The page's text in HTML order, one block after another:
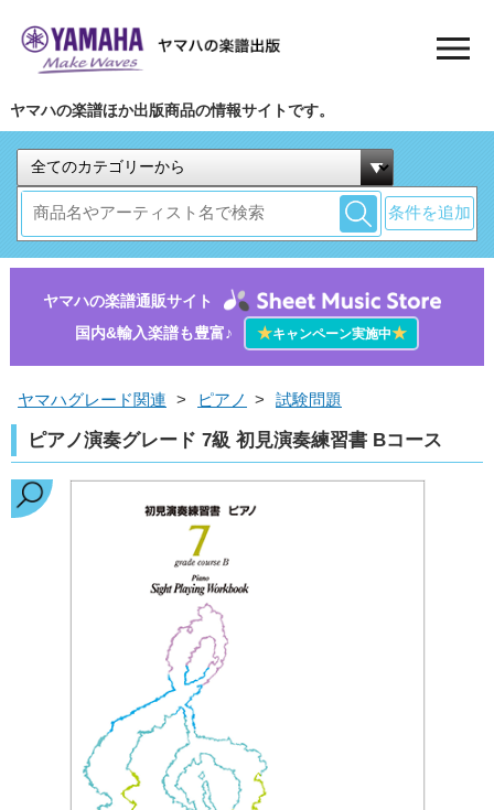
ヤマハの楽譜ほか出版商品の情報サイトです。
条件を追加
ヤマハの楽譜通販サイト
国内&輸入楽譜も豊富♪
★キャンペーン実施中★
ヤマハグレード関連 > ピアノ > 試験問題
ピアノ演奏グレード 7級 初見演奏練習書 Bコース